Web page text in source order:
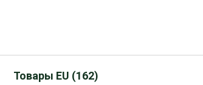
Товары EU (162)